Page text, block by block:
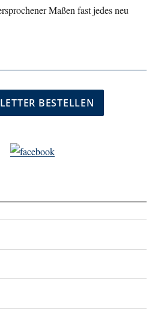
Maßen fast jedes neu